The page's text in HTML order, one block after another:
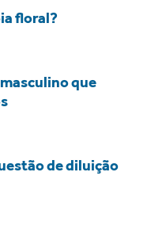
floral?
que
de diluição